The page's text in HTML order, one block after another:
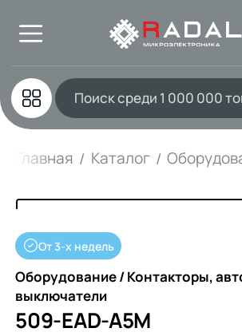
Главная Каталог
От 3-х недель
Оборудование / Контакторы,
выключатели
509-EAD-A5M